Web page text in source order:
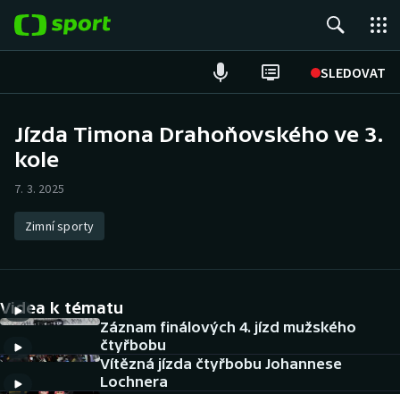
SLEDOVAT
Hokej
Atletika
DALŠÍ SPORTY
Americký fotbal
NEPŘEHLÉDNĚTE
Jízda Timona Drahoňovského ve 3.
kole
7. 3. 2025
Zimní sporty
Videa k tématu
Záznam finálových 4. jízd mužského
čtyřbobu
Vítězná jízda čtyřbobu Johannese
Lochnera